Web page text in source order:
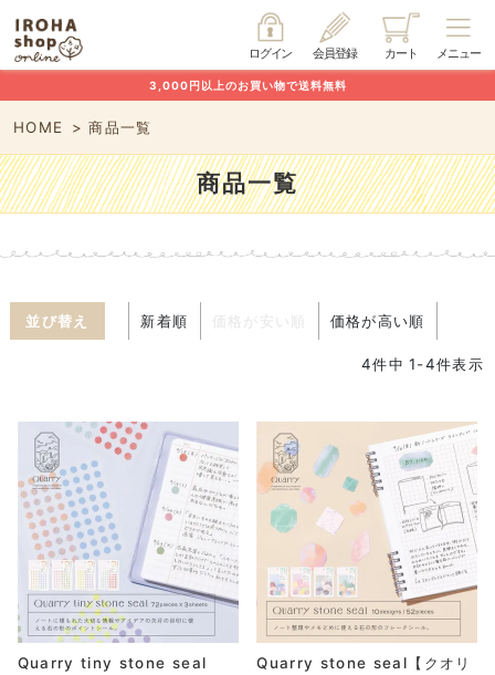
メニュー
カート
会員登録
ログイン
3,000円以上のお買い物で送料無料
HOME 商品一覧
商品一覧
並び替え 新着順 価格が安い順 価格が高い順
4件中 1-4件表示
Quarry tiny stone seal
Quarry stone seal【クオリ